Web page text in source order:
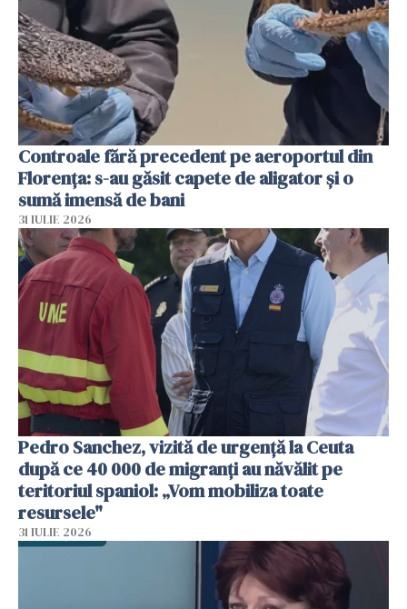
Controale fără precedent pe aeroportul din
Florența: s-au găsit capete de aligator și o
sumă imensă de bani
31 IULIE 2026
Pedro Sanchez, vizită de urgență la Ceuta
după ce 40 000 de migranți au năvălit pe
teritoriul spaniol: „Vom mobiliza toate
resursele"
31 IULIE 2026